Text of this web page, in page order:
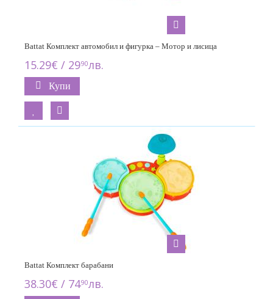
Battat Комплект автомобил и фигурка – Мотор и лисица
15.29€ / 2990лв.
Купи
Battat Комплект барабани
38.30€ / 7490лв.